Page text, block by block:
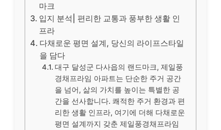
마크
입지 분석| 편리한 교통과 풍부한 생활 인
프라
다채로운 평면 설계, 당신의 라이프스타일
을 담다
대구 달성군 다사읍의 랜드마크, 제일풍
경채프라임 아파트는 단순한 주거 공간
을 넘어, 삶의 가치를 높이는 특별한 공
간을 선사합니다. 쾌적한 주거 환경과 편
리한 생활 인프라, 여기에 더해 다채로운
평면 설계까지 갖춘 제일풍경채프라임